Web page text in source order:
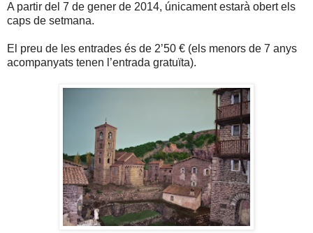
A partir del 7 de gener de 2014, únicament estarà obert els
caps de setmana.
El preu de les entrades és de 2’50 € (els menors de 7 anys
acompanyats tenen l’entrada gratuïta).